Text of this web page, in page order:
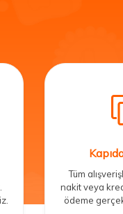
Tüm
nakit veya
ödeme